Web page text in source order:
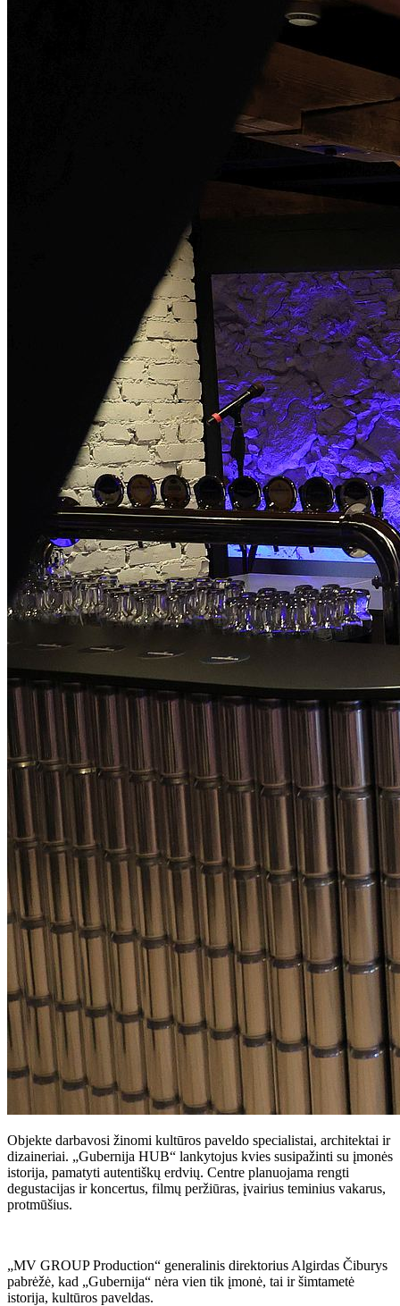
Objekte darbavosi žinomi kultūros paveldo specialistai, architektai ir
dizaineriai. „Gubernija HUB“ lankytojus kvies susipažinti su įmonės
istorija, pamatyti autentiškų erdvių. Centre planuojama rengti
degustacijas ir koncertus, filmų peržiūras, įvairius teminius vakarus,
protmūšius.
„MV GROUP Production“ generalinis direktorius Algirdas Čiburys
pabrėžė, kad „Gubernija“ nėra vien tik įmonė, tai ir šimtametė
istorija, kultūros paveldas.